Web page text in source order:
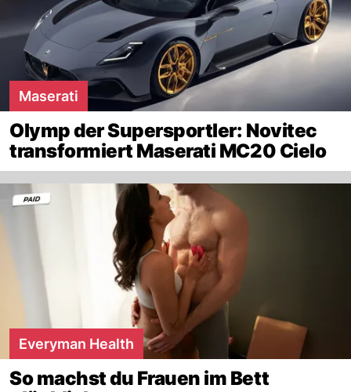
Maserati
Olymp der Supersportler: Novitec
transformiert Maserati MC20 Cielo
Everyman Health
So machst du Frauen im Bett